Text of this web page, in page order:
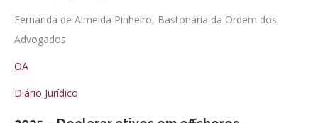
Fernanda de Almeida Pinheiro, Bastonária da Ordem dos
Advogados
OA
Diário Jurídico